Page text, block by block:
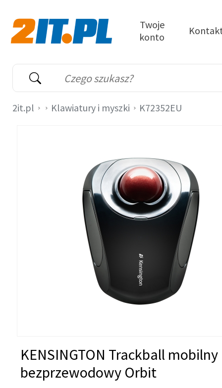
Wyszukiwarka
Słowo kluczowe
Twoje
konto
2it.pl Klawiatury i myszki K72352EU
KENSINGTON Trackball mobilny
bezprzewodowy Orbit